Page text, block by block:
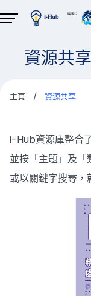
資源共享
主頁 / 資源共享
i-Hub資源庫整合
並按「主題」及「
或以關鍵字搜尋，